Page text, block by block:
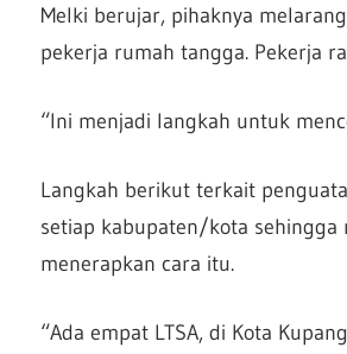
Melki berujar, pihaknya
pekerja rumah tangga. Pekerja
“Ini menjadi langkah untuk
Langkah berikut terkait
setiap kabupaten/kota sehingga
menerapkan cara itu.
“Ada empat LTSA, di Kota